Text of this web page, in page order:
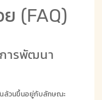
(FAQ)
การพัฒนา
นล้วนขึ้นอยู่กับลักษณะ